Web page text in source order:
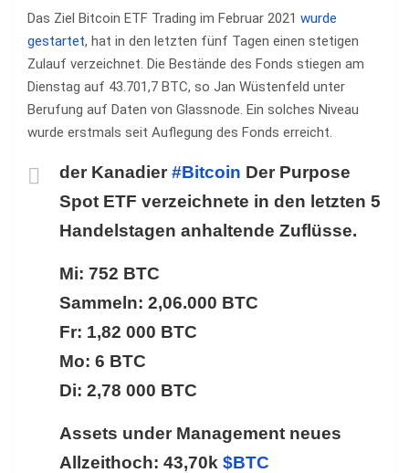
Das Ziel Bitcoin ETF Trading im Februar 2021 wurde
gestartet, hat in den letzten fünf Tagen einen stetigen
Zulauf verzeichnet. Die Bestände des Fonds stiegen am
Dienstag auf 43.701,7 BTC, so Jan Wüstenfeld unter
Berufung auf Daten von Glassnode. Ein solches Niveau
wurde erstmals seit Auflegung des Fonds erreicht.
der Kanadier #Bitcoin Der Purpose
Spot ETF verzeichnete in den letzten 5
Handelstagen anhaltende Zuflüsse.
Mi: 752 BTC
Sammeln: 2,06.000 BTC
Fr: 1,82 000 BTC
Mo: 6 BTC
Di: 2,78 000 BTC
Assets under Management neues
Allzeithoch: 43,70k $BTC